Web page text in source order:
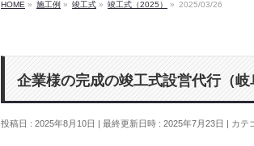
HOME » 施工例 » 竣工式 » 竣工式（2025） » 2025/03/26
企業様の完成の竣工式設営代行（岐
投稿日 : 2025年8月10日 最終更新日時 : 2025年7月23日 カテ